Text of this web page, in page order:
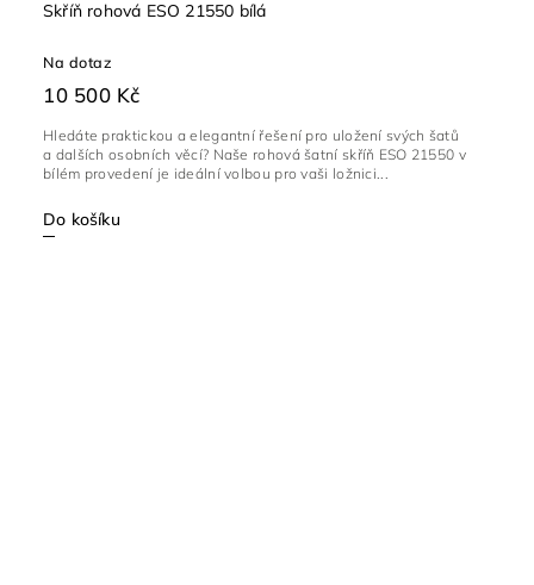
Skříň rohová ESO 21550 bílá
Na dotaz
10 500 Kč
Do košíku
Hledáte praktickou a elegantní řešení pro uložení svých šatů
a dalších osobních věcí? Naše rohová šatní skříň ESO 21550 v
bílém provedení je ideální volbou pro vaši ložnici...